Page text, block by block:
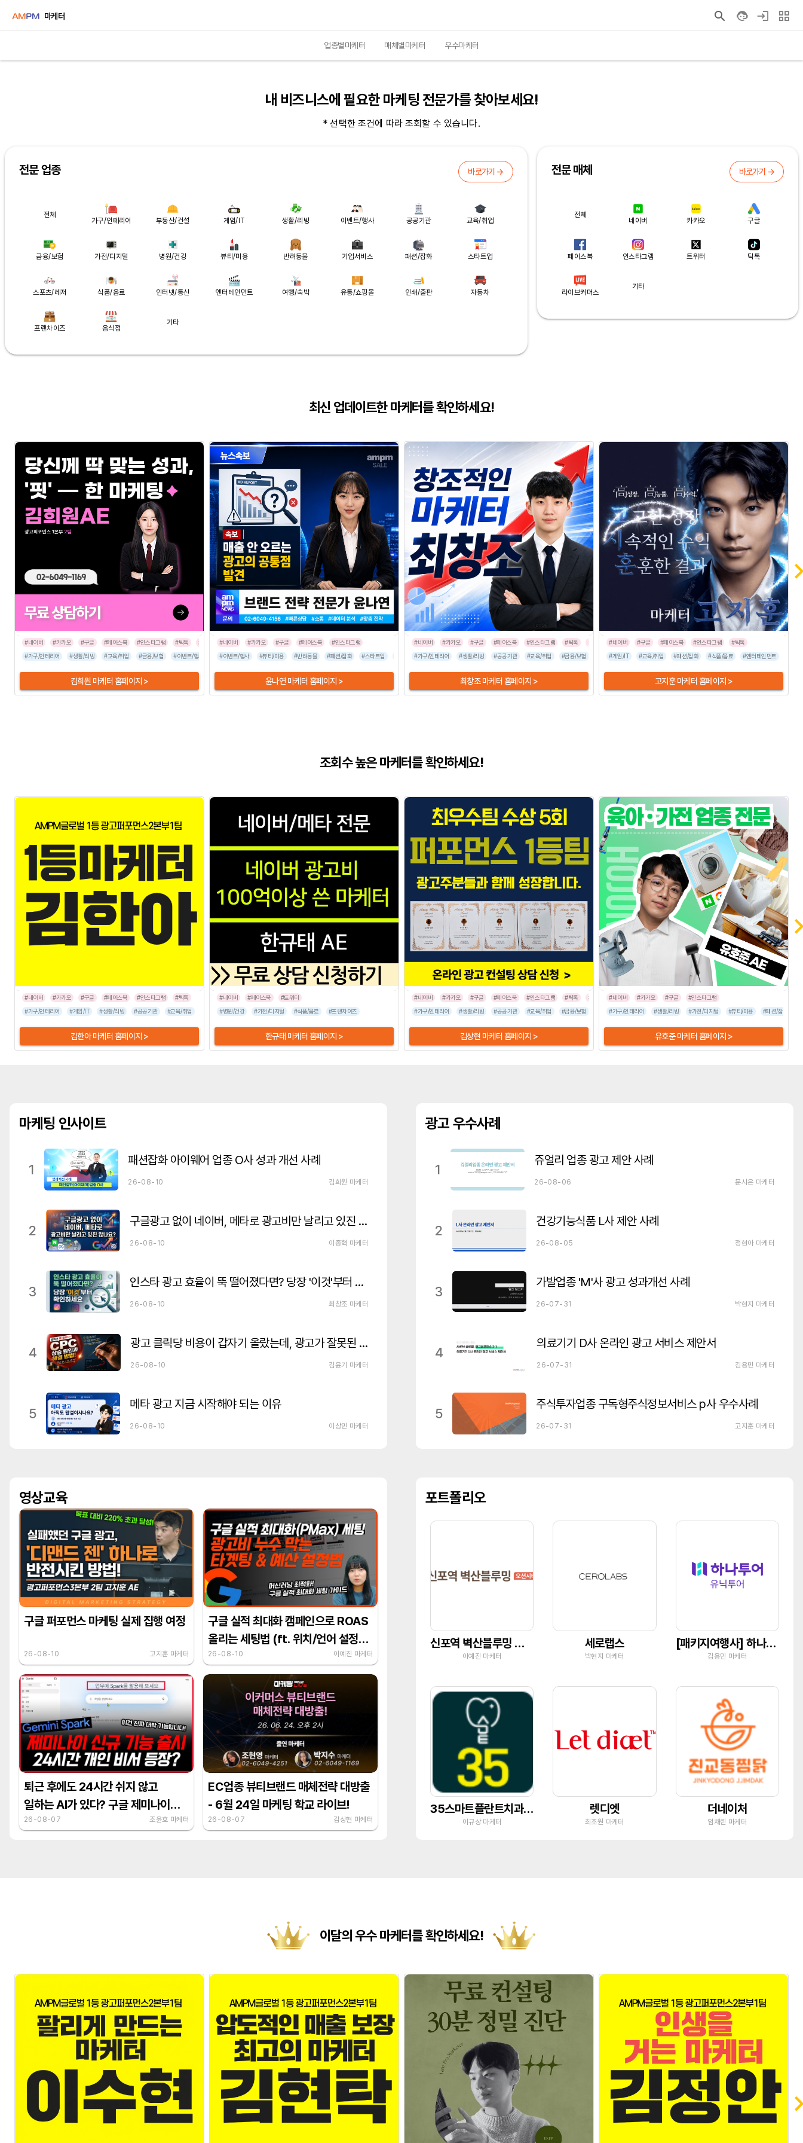
마케터
업종별마케터 매체별마케터 우수마케터
내 비즈니스에 필요한 마케팅 전문가를 찾아보세요!
* 선택한 조건에 따라 조회할 수 있습니다.
전문 업종 바로가기 →
전체
가구/인테리어 부동산/건설 게임/IT 생활/리빙 이벤트/행사 공공기관 교육/취업
금융/보험 가전/디지털 병원/건강 뷰티/미용 반려동물 기업서비스 패션/잡화 스타트업
스포츠/레저 식품/음료 인터넷/통신 엔터테인먼트 여행/숙박 유통/쇼핑몰 인쇄/출판 자동차
프랜차이즈 음식점
기타
전문 매체 바로가기 →
전체
네이버 카카오 구글
페이스북 인스타그램 트위터 틱톡
라이브커머스
기타
최신 업데이트한 마케터를 확인하세요!
#네이버 #카카오 #구글 #페이스북 #인스타그램 #틱톡
#라이브커머스
#가구/인테리어
#생활/리빙 #교육/취업 #금융/보험 #이벤트/행사 #병원/건강 #뷰티/미용 #반려동물 #패션/잡화 #스타트업 #식품/음료 #엔터테인먼트 #여행/숙박 #유통/쇼핑몰 #프랜차이즈
김희원 마케터 홈페이지 >
#네이버 #카카오 #구글 #페이스북
#인스타그램
#이벤트/행사
#뷰티/미용 #반려동물 #패션/잡화 #스타트업 #식품/음료 #여행/숙박 #인쇄/출판 #기타
윤나연 마케터 홈페이지 >
#네이버 #카카오 #구글 #페이스북 #인스타그램 #틱톡 #라이브커머스 #기타
#트위터
#가구/인테리어
#생활/리빙 #공공기관 #교육/취업 #금융/보험 #이벤트/행사 #병원/건강 #가전/디지털 #뷰티/미용 #패션/잡화
최창조 마케터 홈페이지 >
#네이버 #구글 #페이스북 #인스타그램
#틱톡
#게임/IT
#교육/취업 #패션/잡화 #식품/음료 #엔터테인먼트
고지훈 마케터 홈페이지 >
조회수 높은 마케터를 확인하세요!
#네이버 #카카오 #구글 #페이스북 #인스타그램
#틱톡
#가구/인테리어
#게임/IT #생활/리빙 #공공기관 #교육/취업 #금융/보험 #이벤트/행사 #병원/건강 #가전/디지털 #뷰티/미용 #기업서비스 #패션/잡화 #스타트업 #스포츠/레저 #식품/음료 #엔터테인먼트 #여행/숙박 #유통/쇼핑몰 #인터넷/통신 #자동차
김한아 마케터 홈페이지 >
#네이버 #페이스북
#트위터
#병원/건강
#가전/디지털 #식품/음료 #프랜차이즈
한규태 마케터 홈페이지 >
#네이버 #카카오 #구글 #페이스북 #인스타그램 #틱톡
#트위터
#가구/인테리어
#생활/리빙 #공공기관 #교육/취업 #금융/보험 #이벤트/행사 #가전/디지털 #부동산/건설 #뷰티/미용 #기업서비스
김상현 마케터 홈페이지 >
#네이버 #카카오 #구글
#인스타그램
#가구/인테리어
#생활/리빙 #가전/디지털 #뷰티/미용 #패션/잡화
유호준 마케터 홈페이지 >
마케팅 인사이트
1
패션잡화 아이웨어 업종 O사 성과 개선 사례
26-08-10 김희원 마케터
2
구글광고 없이 네이버, 메타로 광고비만 날리고 있진 않나요?
26-08-10 이종혁 마케터
3
인스타 광고 효율이 뚝 떨어졌다면? 당장 '이것'부터 확인하세요(+매체 확장 전략)
26-08-10 최창조 마케터
4
광고 클릭당 비용이 갑자기 올랐는데, 광고가 잘못된 걸까요?
26-08-10 김윤기 마케터
5
메타 광고 지금 시작해야 되는 이유
26-08-10 이상민 마케터
광고 우수사례
1
쥬얼리 업종 광고 제안 사례
26-08-06 문시은 마케터
2
건강기능식품 L사 제안 사례
26-08-05 정현아 마케터
3
가발업종 'M'사 광고 성과개선 사례
26-07-31 박현지 마케터
4
의료기기 D사 온라인 광고 서비스 제안서
26-07-31 김용민 마케터
5
주식투자업종 구독형주식정보서비스 p사 우수사례
26-07-31 고지훈 마케터
영상교육
구글 퍼포먼스 마케팅 실제 집행 여정
26-08-10 고지훈 마케터
구글 실적 최대화 캠페인으로 ROAS
올리는 세팅법 (ft. 위치/언어 설정
필수 체크)
26-08-10 이예진 마케터
퇴근 후에도 24시간 쉬지 않고
일하는 AI가 있다? 구글 제미나이
스파크 활용법
26-08-07 조윤호 마케터
EC업종 뷰티브랜드 매체전략 대방출
- 6월 24일 마케팅 학교 라이브!
26-08-07 김상현 마케터
포트폴리오
신포역 벽산블루밍 오션시티
이예진 마케터
세로랩스
박현지 마케터
[패키지여행사] 하나투어 유닉투어
김용민 마케터
35스마트플란트치과의원
이규상 마케터
렛디엣
최조원 마케터
더네이처
임채린 마케터
이달의 우수 마케터를 확인하세요!